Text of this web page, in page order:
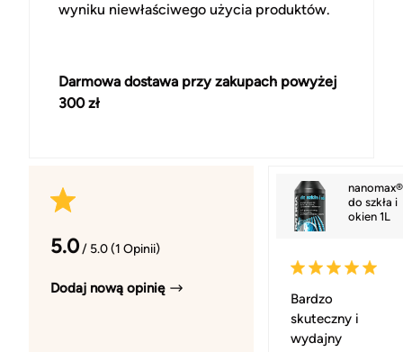
wyniku niewłaściwego użycia produktów.
Darmowa dostawa przy zakupach powyżej
300 zł
5.0/ 5.0 (1 Opinii)
Dodaj nową opinię
nanomax®
do szkła i
okien 1L
Bardzo
skuteczny i
wydajny